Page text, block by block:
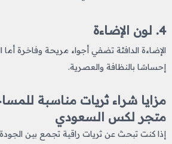
4. لون الإضاءة
الإضاءة الدافئة تضفي أجواء مريحة وفاخرة أما
إحساسًا بالنظافة والعصرية.
مزايا شراء ثريات مناسبة
متجر لكس السعودي
إذا كنت تبحث عن ثريات راقية تجمع بين الجودة